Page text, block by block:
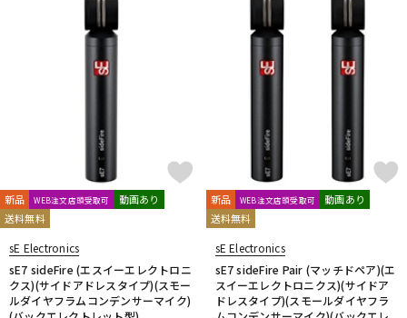
ドラム パーカッション
管楽器 その他楽器
DJ機器 DTM
新品 WEB注文店頭受取可
動画あり
送料無料
sE Electronics
sE7 sideFire (エスイーエレクトロニ
クス)(サイドアドレスタイプ)(スモー
ルダイヤフラムコンデンサーマイク)
新品 WEB注文店頭受取可
動画あり
送料無料
sE Electronics
sE7 sideFire Pair (マッチドペア)(エ
スイーエレクトロニクス)(サイドア
ドレスタイプ)(スモールダイヤフラ